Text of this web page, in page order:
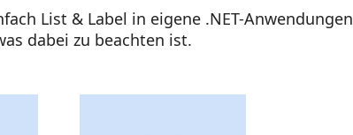
List & Label in eigene .NET-Anwendungen
dabei zu beachten ist.